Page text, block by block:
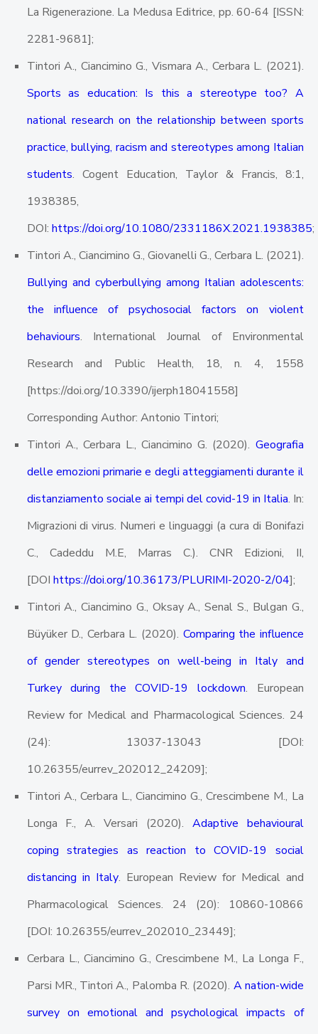
La Rigenerazione. La Medusa Editrice, pp. 60-64 [ISSN:
2281-9681];
Tintori A., Ciancimino G., Vismara A., Cerbara L. (2021).
Sports as education: Is this a stereotype too? A
national research on the relationship between sports
practice, bullying, racism and stereotypes among Italian
students. Cogent Education, Taylor & Francis, 8:1,
1938385,
DOI: https://doi.org/10.1080/2331186X.2021.1938385;
Tintori A., Ciancimino G., Giovanelli G., Cerbara L. (2021).
Bullying and cyberbullying among Italian adolescents:
the influence of psychosocial factors on violent
behaviours. International Journal of Environmental
Research and Public Health, 18, n. 4, 1558
[https://doi.org/10.3390/ijerph18041558]
Corresponding Author: Antonio Tintori;
Tintori A., Cerbara L., Ciancimino G. (2020). Geografia
delle emozioni primarie e degli atteggiamenti durante il
distanziamento sociale ai tempi del covid-19 in Italia. In:
Migrazioni di virus. Numeri e linguaggi (a cura di Bonifazi
C., Cadeddu M.E, Marras C.). CNR Edizioni, II,
[DOI https://doi.org/10.36173/PLURIMI-2020-2/04];
Tintori A., Ciancimino G., Oksay A., Senal S., Bulgan G.,
Büyüker D., Cerbara L. (2020). Comparing the influence
of gender stereotypes on well-being in Italy and
Turkey during the COVID-19 lockdown. European
Review for Medical and Pharmacological Sciences. 24
(24): 13037-13043 [DOI:
10.26355/eurrev_202012_24209];
Tintori A., Cerbara L., Ciancimino G., Crescimbene M., La
Longa F., A. Versari (2020). Adaptive behavioural
coping strategies as reaction to COVID-19 social
distancing in Italy. European Review for Medical and
Pharmacological Sciences. 24 (20): 10860-10866
[DOI: 10.26355/eurrev_202010_23449];
Cerbara L., Ciancimino G., Crescimbene M., La Longa F.,
Parsi MR., Tintori A., Palomba R. (2020). A nation-wide
survey on emotional and psychological impacts of